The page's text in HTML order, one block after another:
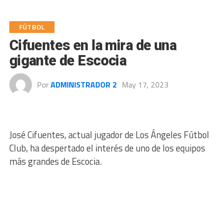
FÚTBOL
Cifuentes en la mira de una
gigante de Escocia
PorADMINISTRADOR 2 May 17, 2023
José Cifuentes, actual jugador de Los Ángeles Fútbol
Club, ha despertado el interés de uno de los equipos
más grandes de Escocia.